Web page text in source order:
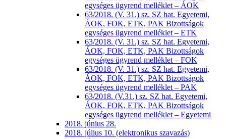
egységes ügyrend melléklet – ÁOK
63/2018. (V. 31.) sz. SZ hat. Egyetemi,
ÁOK, FOK, ETK, PAK Bizottságok
egységes ügyrend melléklet – ETK
63/2018. (V. 31.) sz. SZ hat. Egyetemi,
ÁOK, FOK, ETK, PAK Bizottságok
egységes ügyrend melléklet – FOK
63/2018. (V. 31.) sz. SZ hat. Egyetemi,
ÁOK, FOK, ETK, PAK Bizottságok
egységes ügyrend melléklet – PAK
63/2018. (V.31.) sz. SZ hat. Egyetemi,
ÁOK, FOK, ETK, PAK Bizottságok
egységes ügyrend melléklet – Egyetemi
2018. június 28.
2018. július 10. (elektronikus szavazás)